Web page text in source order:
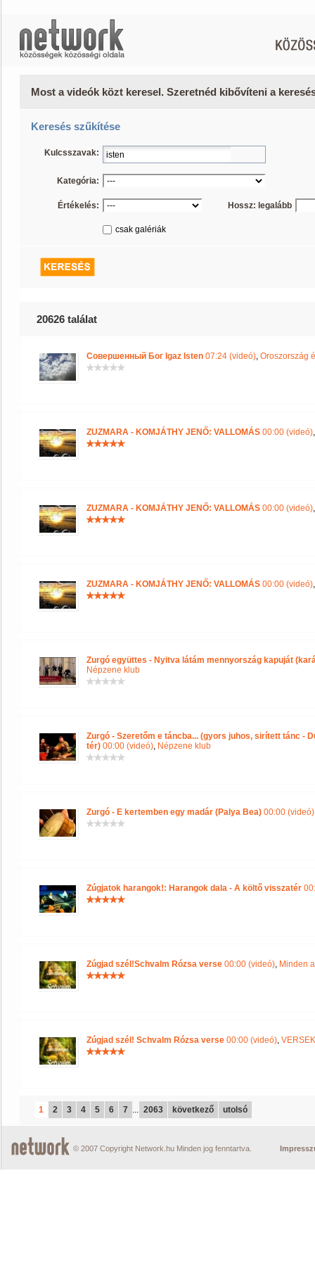
Most a videók közt keresel. Szeretnéd kibővíteni a
Keresés szűkítése
Kulcsszavak:
Kategória:
Értékelés: Hossz: legalább
csak galériák
20626 találat
Совершенный Бог Igaz Isten 07:24 (videó), Oroszország
ZUZMARA - KOMJÁTHY JENŐ: VALLOMÁS 00:00 (videó)
ZUZMARA - KOMJÁTHY JENŐ: VALLOMÁS 00:00 (videó)
ZUZMARA - KOMJÁTHY JENŐ: VALLOMÁS 00:00 (videó)
Zurgó együttes - Nyitva látám mennyország kapuját
Népzene klub
Zurgó - Szeretőm e táncba... (gyors juhos, sirített tánc -
tér) 00:00 (videó), Népzene klub
Zurgó - E kertemben egy madár (Palya Bea) 00:00 (videó)
Zúgjatok harangok!: Harangok dala - A költő visszatér
Zúgjad szél!Schvalm Rózsa verse 00:00 (videó), Minden
Zúgjad szél! Schvalm Rózsa verse 00:00 (videó),
1 2 3 4 5 6 7 ... 2063 következő utolsó
© 2007 Copyright Network.hu Minden jog fenntartva.